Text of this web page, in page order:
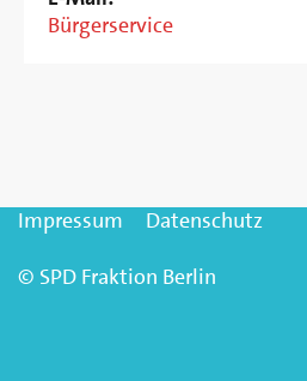
Bürgerservice
Impressum
Datenschutz
© SPD Fraktion Berlin